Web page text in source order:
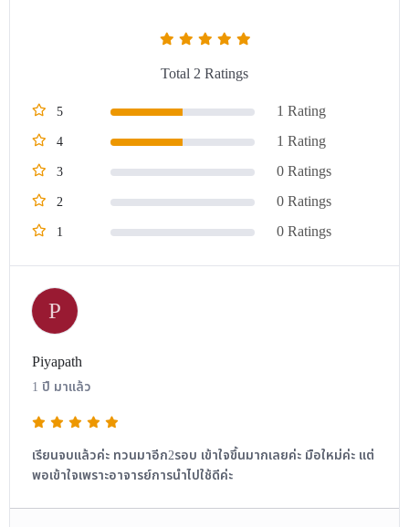
Total 2 Ratings
5 1 Rating
4 1 Rating
3 0 Ratings
2 0 Ratings
1 0 Ratings
P
Piyapath
1 ปี มาแล้ว
เรียนจบแล้วค่ะ ทวนมาอีก2รอบ เข้าใจขึ้นมากเลยค่ะ มือใหม่ค่ะ แต่
พอเข้าใจเพราะอาจารย์การนำไปใช้ดีค่ะ